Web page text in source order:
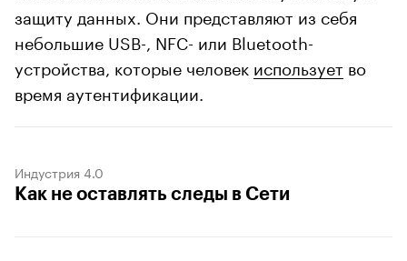
защиту данных. Они представляют из себя
небольшие USB-, NFC- или Bluetooth-
устройства, которые человек использует во
время аутентификации.
Индустрия 4.0
Как не оставлять следы в Сети